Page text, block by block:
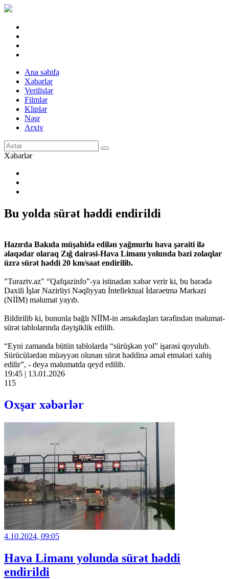
Ana səhifə
Xəbərlər
Verilişlər
Filmlər
Kliplər
Nəşr
Arxiv
Xəbərlər
Bu yolda sürət həddi endirildi
Hazırda Bakıda müşahidə edilən yağmurlu hava şəraiti ilə
əlaqədar olaraq Zığ dairəsi-Hava Limanı yolunda bəzi zolaqlar
üzrə sürət həddi 20 km/saat endirilib.
"Turaztv.az" “Qafqazinfo”-ya istinadən xəbər verir ki, bu barədə
Daxili İşlər Nazirliyi Nəqliyyatı İntellektual İdarəetmə Mərkəzi
(NİİM) məlumat yayıb.
Bildirilib ki, bununla bağlı NİİM-in əməkdaşları tərəfindən məlumat-
sürət tablolarında dəyişiklik edilib.
“Eyni zamanda bütün tablolarda “sürüşkən yol” işarəsi qoyulub.
Sürücülərdən müəyyən olunan sürət həddinə əməl etmələri xahiş
edilir”, - deyə məlumatda qeyd edilib.
19:45 | 13.01.2026
115
Oxşar xəbərlər
4.10.2024, 09:05
Hava Limanı yolunda sürət həddi
endirildi